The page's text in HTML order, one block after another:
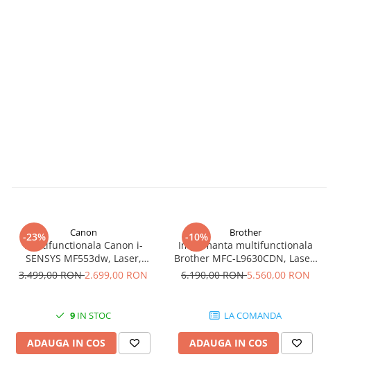
-23% Canon
Multifunctionala Canon i-
SENSYS MF553dw, Laser,
Monocrom, Format A4, Duplex,
3.499,00 RON2.699,00 RON
9 IN STOC
ADAUGA IN COS
-10% Brother
Imprimanta multifunctionala
Brother MFC-L9630CDN, Laser,
Color, Format A4, Duplex,
6.190,00 RON5.560,00 RON
LA COMANDA
ADAUGA IN COS